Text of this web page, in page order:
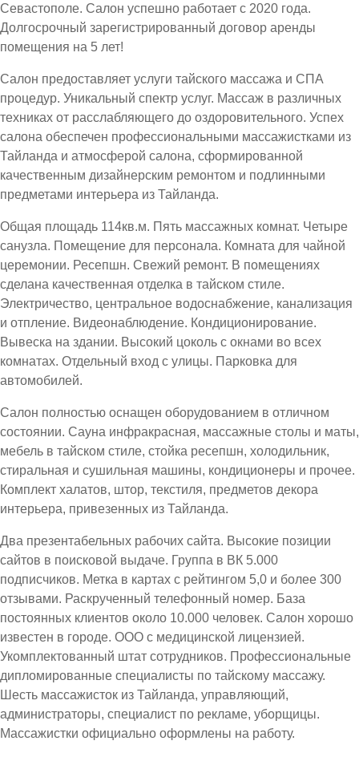
Севастополе. Салон успешно работает с 2020 года.
Долгосрочный зарегистрированный договор аренды
помещения на 5 лет!
Салон предоставляет услуги тайского массажа и СПА
процедур. Уникальный спектр услуг. Массаж в различных
техниках от расслабляющего до оздоровительного. Успех
салона обеспечен профессиональными массажистками из
Тайланда и атмосферой салона, сформированной
качественным дизайнерским ремонтом и подлинными
предметами интерьера из Тайланда.
Общая площадь 114кв.м. Пять массажных комнат. Четыре
санузла. Помещение для персонала. Комната для чайной
церемонии. Ресепшн. Свежий ремонт. В помещениях
сделана качественная отделка в тайском стиле.
Электричество, центральное водоснабжение, канализация
и отпление. Видеонаблюдение. Кондиционирование.
Вывеска на здании. Высокий цоколь с окнами во всех
комнатах. Отдельный вход с улицы. Парковка для
автомобилей.
Салон полностью оснащен оборудованием в отличном
состоянии. Сауна инфракрасная, массажные столы и маты,
мебель в тайском стиле, стойка ресепшн, холодильник,
стиральная и сушильная машины, кондиционеры и прочее.
Комплект халатов, штор, текстиля, предметов декора
интерьера, привезенных из Тайланда.
Два презентабельных рабочих сайта. Высокие позиции
сайтов в поисковой выдаче. Группа в ВК 5.000
подписчиков. Метка в картах с рейтингом 5,0 и более 300
отзывами. Раскрученный телефонный номер. База
постоянных клиентов около 10.000 человек. Салон хорошо
известен в городе. ООО с медицинской лицензией.
Укомплектованный штат сотрудников. Профессиональные
дипломированные специалисты по тайскому массажу.
Шесть массажисток из Тайланда, управляющий,
администраторы, специалист по рекламе, уборщицы.
Массажистки официально оформлены на работу.